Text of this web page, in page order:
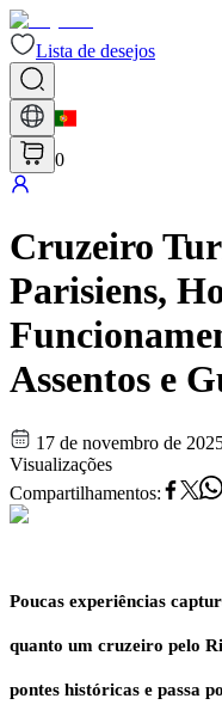
Lista de desejos
0
Cruzeiro
Parisiens,
Assentos e
17 de novembro de
Visualizações
Compartilhamentos:
Poucas experiências
quanto um cruzeiro pelo
pontes históricas e passa